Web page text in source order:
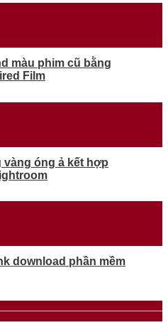
màu phim cũ bằng
Film
vàng óng ả kết hợp
download phần mềm